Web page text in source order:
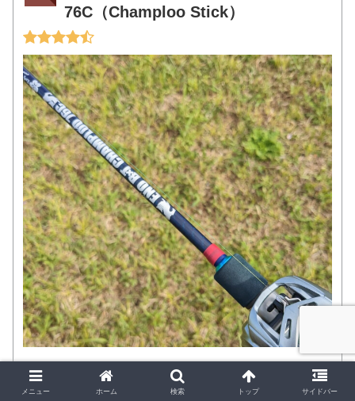
76C（Champloo Stick）
沖縄のBoggyさん、チニング界では知らぬ人の居ない
トップバトラーさんのコラボロッド。
メニュー ホーム 検索 トップ サイドバー